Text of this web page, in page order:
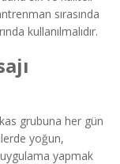
sırasında
kullanılmalıdır.
grubuna her gün
yoğun,
yapmak